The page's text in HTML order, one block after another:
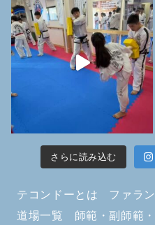
さらに読み込む
テコンドーとは ファラ
道場一覧
師範・副師範